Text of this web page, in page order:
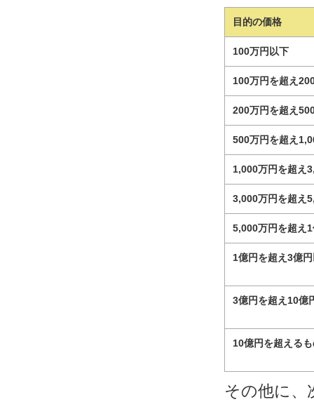
目的の価格
100万円以下
100万円を超え
200万円を超え
500万円を超え
1,000万円を超え
3,000万円を超え
5,000万円を超え
1億円を超え3億
3億円を超え10億
10億円を超える
その他に、